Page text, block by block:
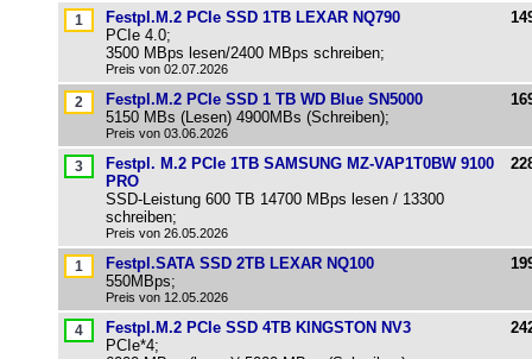
Festpl.M.2 PCIe SSD 1TB LEXAR NQ790
PCIe 4.0;
3500 MBps lesen/2400 MBps schreiben;
Preis von 02.07.2026
Festpl.M.2 PCIe SSD 1 TB WD Blue SN5000
5150 MBs (Lesen) 4900MBs (Schreiben);
Preis von 03.06.2026
Festpl. M.2 PCIe 1TB SAMSUNG MZ-VAP1T0BW 9100
PRO
SSD-Leistung 600 TB 14700 MBps lesen / 13300
schreiben;
Preis von 26.05.2026
Festpl.SATA SSD 2TB LEXAR NQ100
550MBps;
Preis von 12.05.2026
Festpl.M.2 PCIe SSD 4TB KINGSTON NV3
PCIe*4;